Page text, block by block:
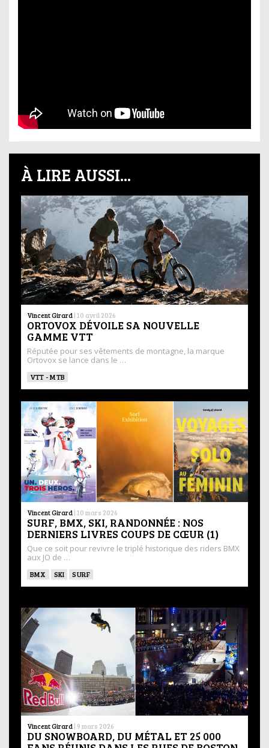
À LIRE AUSSI...
Vincent Girard | 10 avril 2026
ORTOVOX DÉVOILE SA NOUVELLE
GAMME VTT
Réputée pour ses vêtements de montagne, la marque
Ortovox se lance dans le …
VTT - MTB
Vincent Girard | 10 mars 2026
SURF, BMX, SKI, RANDONNÉE : NOS
DERNIERS LIVRES COUPS DE CŒUR (1)
Que ce soit pour revivre le triplé historique des riders BMX
aux JO de …
BMX SKI SURF
Vincent Girard | 9 mars 2026
DU SNOWBOARD, DU MÉTAL ET 25 000